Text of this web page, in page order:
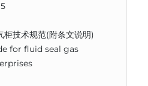
柜技术规范(附条文说明)
for fluid seal gas